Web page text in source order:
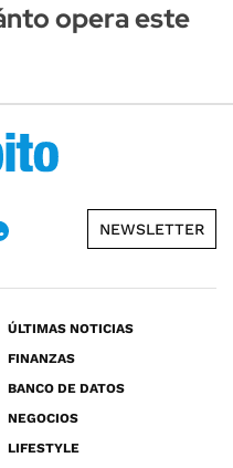
opera este
NEWSLETTER
ÚLTIMAS NOTICIAS
FINANZAS
BANCO DE DATOS
NEGOCIOS
LIFESTYLE